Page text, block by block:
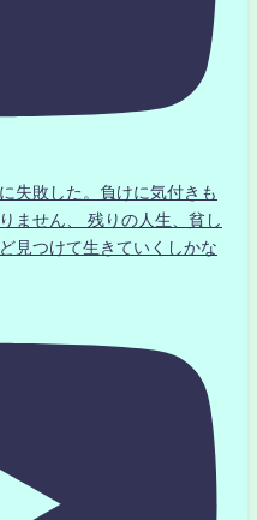
失敗した。負けに気付きも
ません、 残りの人生、貧し
見つけて生きていくしかな